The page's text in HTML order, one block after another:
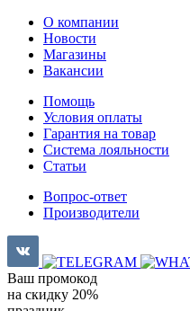
О компании
Новости
Магазины
Вакансии
Помощь
Условия оплаты
Гарантия на товар
Система лояльности
Статьи
Вопрос-ответ
Производители
Ваш промокод
на скидку 20%